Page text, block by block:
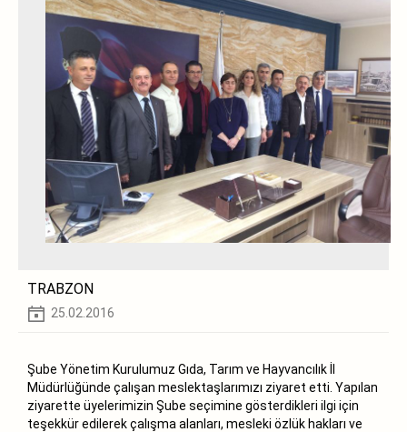
TRABZON
25.02.2016
Şube Yönetim Kurulumuz Gıda, Tarım ve Hayvancılık İl
Müdürlüğünde çalışan meslektaşlarımızı ziyaret etti. Yapılan
ziyarette üyelerimizin Şube seçimine gösterdikleri ilgi için
teşekkür edilerek çalışma alanları, mesleki özlük hakları ve